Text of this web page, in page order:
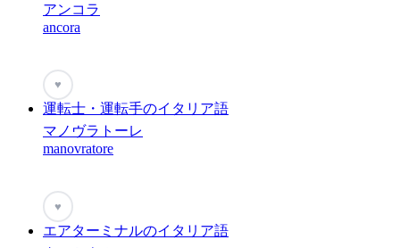
アンコラ
ancora
♥
運転士・運転手のイタリア語
マノヴラトーレ
manovratore
♥
エアターミナルのイタリア語